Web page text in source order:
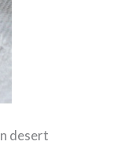
desert